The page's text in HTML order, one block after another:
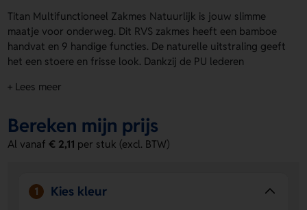
Titan Multifunctioneel Zakmes Natuurlijk is jouw slimme
maatje voor onderweg. Dit RVS zakmes heeft een bamboe
handvat en 9 handige functies. De naturelle uitstraling geeft
het een stoere en frisse look. Dankzij de PU lederen
Natuurlijk makkelijk mee. Laat jouw logo, naam of eigen
Titan Multifunctioneel Zakmes Natuurlijk is compact,
praktisch en leuk om te geven. Bestel of vraag een prijs op.
Multifunctioneel Zakmes Natuurlijk
Veelzijdig in gebruik
+ Lees meer
Bereken mijn prijs
Al vanaf€ 2,11 per stuk (excl. BTW)
1 Kies kleur